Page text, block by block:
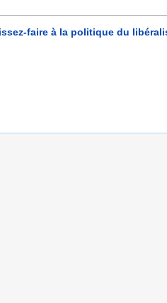
faire à la politique du